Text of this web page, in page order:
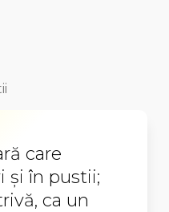
care
şi în pustii;
ca un